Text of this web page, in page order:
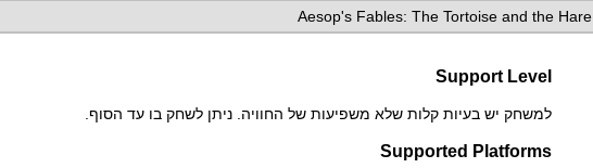
Aesop's Fables: The Tortoise and the Hare
Support Level
למשחק יש בעיות קלות שלא משפיעות של החוויה. ניתן לשחק בו עד הסוף.
Supported Platforms